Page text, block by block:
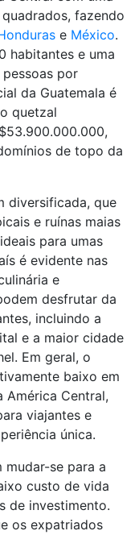
fazendo
e México.
habitantes e uma
por
da Guatemala é
quetzal
de topo da
diversificada, que
e ruínas maias
para umas
é evidente nas
e
desfrutar da
incluindo a
e a maior cidade
Em geral, o
baixo em
América Central,
viajantes e
única.
mudar-se para a
custo de vida
de investimento.
os expatriados